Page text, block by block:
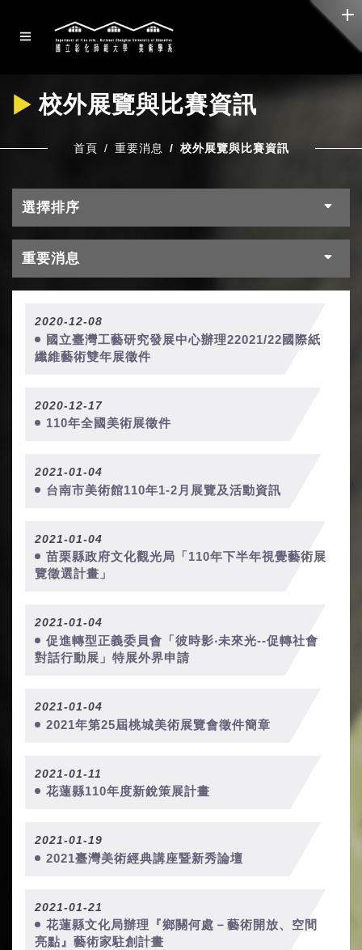
校外展覽與比賽資訊
首頁 重要消息 校外展覽與比賽資訊
選擇排序
重要消息
2020-12-08
國立臺灣工藝研究發展中心辦理22021/22國際紙
纖維藝術雙年展徵件
2020-12-17
110年全國美術展徵件
2021-01-04
台南市美術館110年1-2月展覽及活動資訊
2021-01-04
苗栗縣政府文化觀光局「110年下半年視覺藝術展
覽徵選計畫」
2021-01-04
促進轉型正義委員會「彼時影‧未來光--促轉社會
對話行動展」特展外界申請
2021-01-04
2021年第25屆桃城美術展覽會徵件簡章
2021-01-11
花蓮縣110年度新銳策展計畫
2021-01-19
2021臺灣美術經典講座暨新秀論壇
2021-01-21
花蓮縣文化局辦理『鄉關何處－藝術開放、空間
亮點』藝術家駐創計畫